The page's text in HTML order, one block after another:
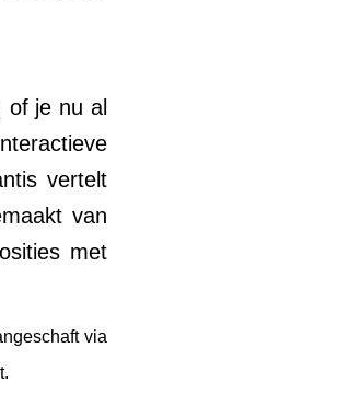
of je nu al
vertelt
van
met
via